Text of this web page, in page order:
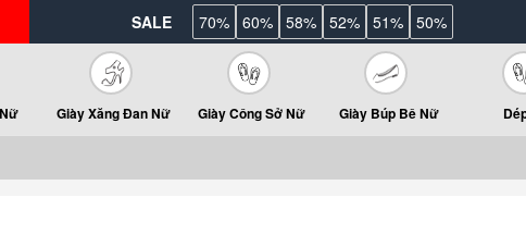
SALE 70% 60% 58% 52% 51% 50%
Giày Xăng Đan Nữ Giày Công Sở Nữ Giày Búp Bê Nữ